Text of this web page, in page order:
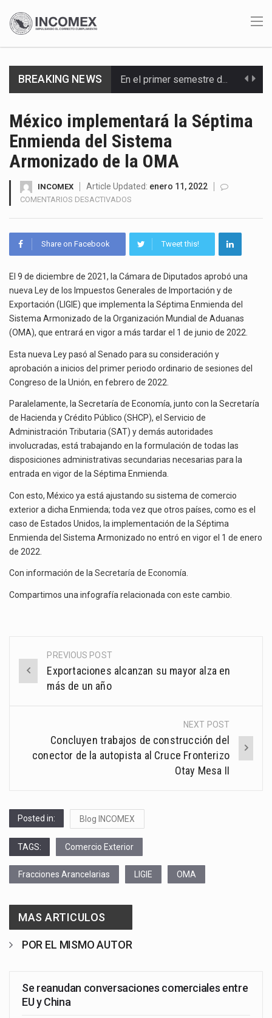
BREAKING NEWS
Los créditos fiscales determinados a empresas IMMEX rara vez nacen de una interpretación equivocada de…
La industria automotriz mexicana concentra más de la mitad de las quejas bajo el Mecanismo…
La inversión fija bruta en México registró un aumento de 1.1% interanual en mayo de…
El gobierno de Estados Unidos anunciará un arancel del 15 % sobre los productos fabricados…
El Departamento de Agricultura de Estados Unidos (USDA) suspendió el 5 de agosto de 2026…
Las exportaciones mexicanas de vehículos ligeros disminuyeron 9.67 % en julio a tasa anual, alcanzando…
México implementará la Séptima
Enmienda del Sistema
Armonizado de la OMA
INCOMEX Article Updated: enero 11, 2022
COMENTARIOS DESACTIVADOS
SÉPTIMA
DEL
SISTEMA
ARMONIZADO
DE
LA
Share on Facebook Tweet this!
El 9 de diciembre de 2021, la Cámara de Diputados aprobó una
nueva Ley de los Impuestos Generales de Importación y de
Exportación (LIGIE) que implementa la Séptima Enmienda del
Sistema Armonizado de la Organización Mundial de Aduanas
(OMA), que entrará en vigor a más tardar el 1 de junio de 2022.
Esta nueva Ley pasó al Senado para su consideración y
aprobación a inicios del primer periodo ordinario de sesiones del
Congreso de la Unión, en febrero de 2022.
Paralelamente, la Secretaría de Economía, junto con la Secretaría
de Hacienda y Crédito Público (SHCP), el Servicio de
Administración Tributaria (SAT) y demás autoridades
involucradas, está trabajando en la formulación de todas las
disposiciones administrativas secundarias necesarias para la
entrada en vigor de la Séptima Enmienda.
Con esto, México ya está ajustando su sistema de comercio
exterior a dicha Enmienda; toda vez que otros países, como es el
caso de Estados Unidos, la implementación de la Séptima
Enmienda del Sistema Armonizado no entró en vigor el 1 de enero
de 2022.
Con información de laSecretaría de Economía.
Compartimos una infografía relacionada con este cambio.
Post
navigation
PREVIOUS POST
Exportaciones alcanzan su mayor alza en
más de un año
NEXT POST
Concluyen trabajos de construcción del
conector de la autopista al Cruce Fronterizo
Otay Mesa II
Posted in: Blog INCOMEX
TAGS: Comercio Exterior
Fracciones Arancelarias LIGIE OMA
MAS ARTICULOS
POR EL MISMO AUTOR
Se reanudan conversaciones comerciales entre
EU y China